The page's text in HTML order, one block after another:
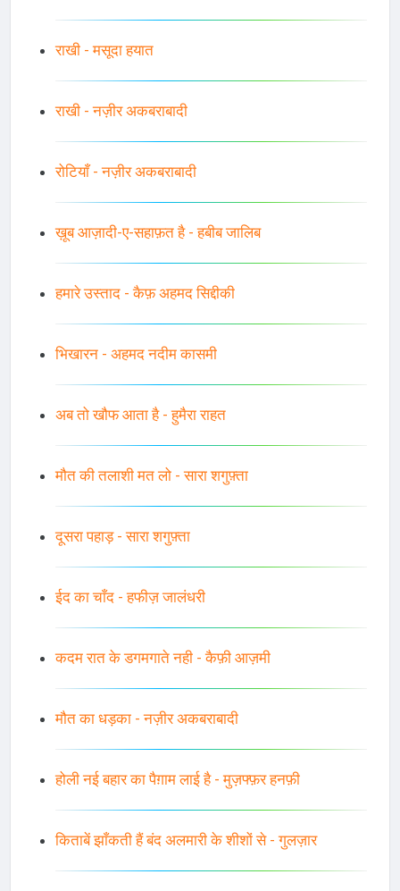
राखी - मसूदा हयात
राखी - नज़ीर अकबराबादी
रोटियाँ - नज़ीर अकबराबादी
ख़ूब आज़ादी-ए-सहाफ़त है - हबीब जालिब
हमारे उस्ताद - कैफ़ अहमद सिद्दीकी
भिखारन - अहमद नदीम कासमी
अब तो खौफ आता है - हुमैरा राहत
मौत की तलाशी मत लो - सारा शगुफ़्ता
दूसरा पहाड़ - सारा शगुफ़्ता
ईद का चाँद - हफीज़ जालंधरी
कदम रात के डगमगाते नही - कैफ़ी आज़मी
मौत का धड़का - नज़ीर अकबराबादी
होली नई बहार का पैग़ाम लाई है - मुज़फ्फ़र हनफ़ी
किताबें झाँकती हैं बंद अलमारी के शीशों से - गुलज़ार